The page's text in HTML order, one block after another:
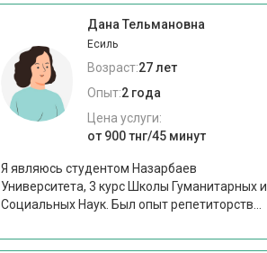
Дана Тельмановна
Есиль
Возраст:27 лет
Опыт:2 года
Цена услуги:
от 900 тнг/45 минут
Я являюсь студентом Назарбаев
Университета, 3 курс Школы Гуманитарных и
Социальных Наук. Был опыт репетиторств...